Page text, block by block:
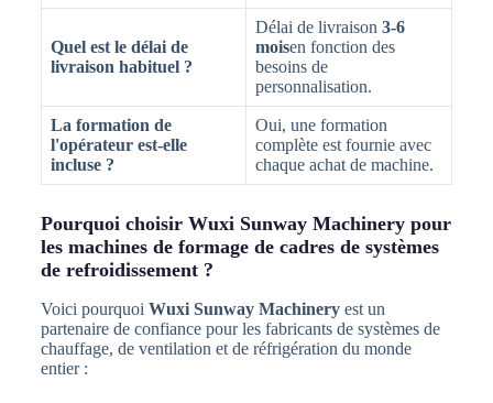
Quel est le délai de
livraison habituel ?
Délai de livraison 3-6
moisen fonction des
besoins de
personnalisation.
La formation de
l'opérateur est-elle
incluse ?
Oui, une formation
complète est fournie avec
chaque achat de machine.
Pourquoi choisir Wuxi Sunway Machinery pour
les machines de formage de cadres de systèmes
de refroidissement ?
Voici pourquoi Wuxi Sunway Machineryest un
partenaire de confiance pour les fabricants de systèmes de
chauffage, de ventilation et de réfrigération du monde
entier :